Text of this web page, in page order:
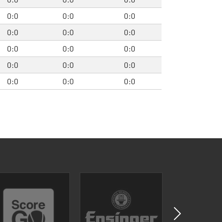
0:0
0:0
0:0
0:0
0:0
0:0
0:0
0:0
0:0
0:0
0:0
0:0
0:0
0:0 0:0